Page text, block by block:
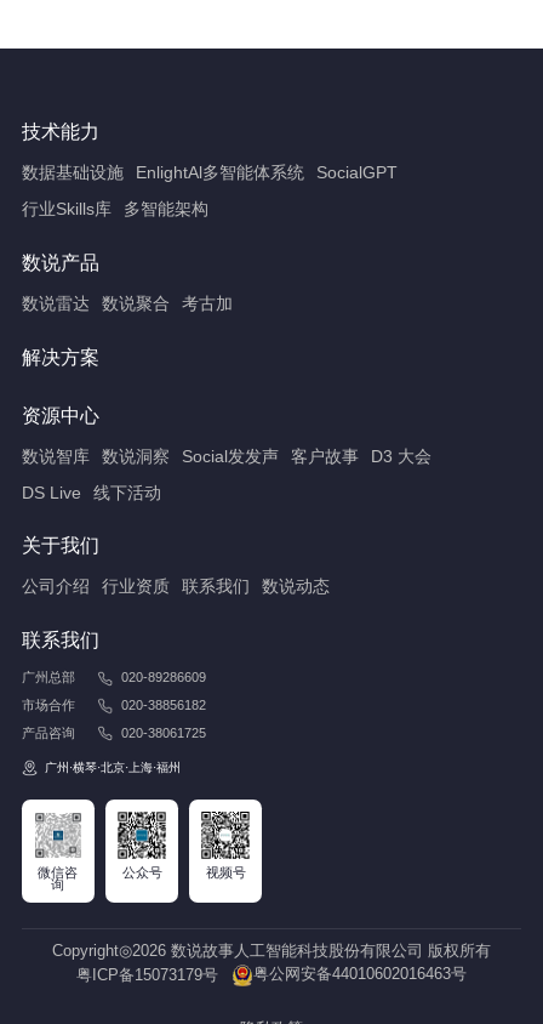
技术能力
数据基础设施 EnlightAl多智能体系统
SocialGPT
行业Skills库
多智能架构
数说产品
数说雷达 数说聚合 考古加
解决方案
资源中心
数说智库 数说洞察 Social发发声 客户故事
D3 大会
DS Live
线下活动
关于我们
公司介绍 行业资质 联系我们 数说动态
联系我们
广州总部
020-89286609
市场合作
020-38856182
产品咨询
020-38061725
广州·横琴·北京·上海·福州
微信咨
询
公众号 视频号
Copyright◎2026 数说故事人工智能科技股份有限公司 版权所有
粤ICP备15073179号
粤公网安备44010602016463号